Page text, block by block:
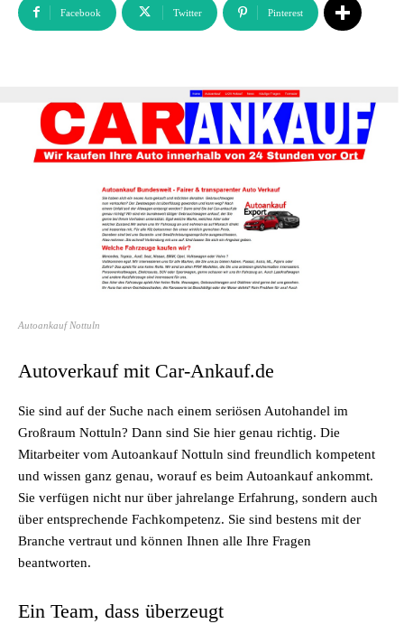
Facebook Twitter Pinterest
Autoankauf Nottuln
Autoverkauf mit Car-Ankauf.de
Sie sind auf der Suche nach einem seriösen Autohandel im
Großraum Nottuln? Dann sind Sie hier genau richtig. Die
Mitarbeiter vom Autoankauf Nottuln sind freundlich kompetent
und wissen ganz genau, worauf es beim Autoankauf ankommt.
Sie verfügen nicht nur über jahrelange Erfahrung, sondern auch
über entsprechende Fachkompetenz. Sie sind bestens mit der
Branche vertraut und können Ihnen alle Ihre Fragen
beantworten.
Ein Team, dass überzeugt